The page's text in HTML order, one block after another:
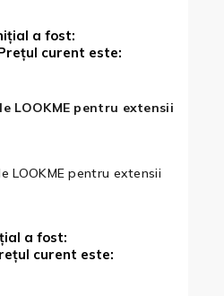
a fost:
curent este:
LOOKME pentru extensii
a fost:
curent este: